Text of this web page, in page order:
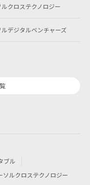
ルクロステクノロジー
ルデジタルベンチャーズ
ブル
ソルクロステクノロジー